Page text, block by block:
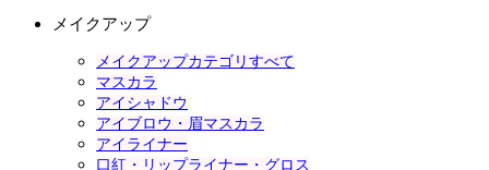
メイクアップ
メイクアップカテゴリすべて
マスカラ
アイシャドウ
アイブロウ・眉マスカラ
アイライナー
口紅・リップライナー・グロス